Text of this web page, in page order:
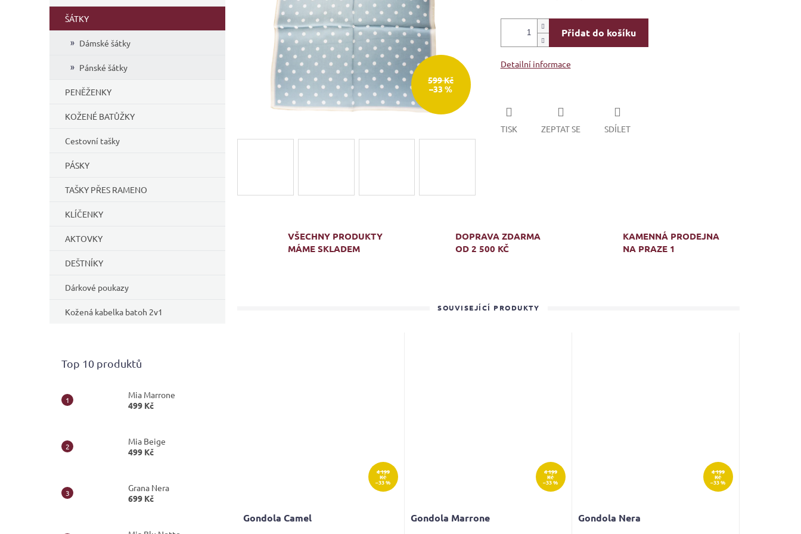
í
ŠÁTKY
Dámské šátky
Pánské šátky
PENĚŽENKY
KOŽENÉ BATŮŽKY
Cestovní tašky
PÁSKY
TAŠKY PŘES RAMENO
KLÍČENKY
AKTOVKY
DEŠTNÍKY
Dárkové poukazy
Kožená kabelka batoh 2v1
Top 10 produktů
Mia Marrone
499 Kč
Mia Beige
499 Kč
Grana Nera
699 Kč
599 Kč
–33 %
Přidat do košíku
Detailní informace
TISK ZEPTAT SE SDÍLET
VŠECHNY PRODUKTY
MÁME SKLADEM
DOPRAVA ZDARMA
OD 2 500 KČ
KAMENNÁ PRODEJNA
NA PRAZE 1
SOUVISEJÍCÍ PRODUKTY
4 199
Kč
–33 %
Gondola Camel
4 199
Kč
–33 %
Gondola Marrone
4 199
Kč
–33 %
Gondola Nera